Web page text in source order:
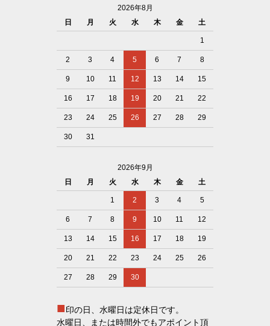
2026年8月
日
月 火 水 木 金 土
1
2 3 4 5 6 7 8
9 10 11 12 13 14 15
16 17 18 19 20 21 22
23 24 25 26 27 28 29
30 31
2026年9月
日
月 火 水 木 金 土
1 2 3 4 5
6 7 8 9 10 11 12
13 14 15 16 17 18 19
20 21 22 23 24 25 26
27 28 29 30
■印の日、水曜日は定休日です。
水曜日、または時間外でもアポイント頂